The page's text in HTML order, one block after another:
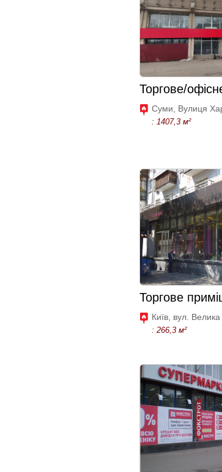
Торгове/
Суми, Вулиця
: 1407,3 м²
Торгове
Київ, вул.
: 266,3 м²